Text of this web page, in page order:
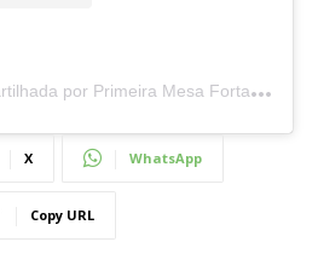
U
ma publicação compartilhada por Primeira Mesa Fortaleza (@primeiramesafortaleza)
X WhatsApp
Copy URL